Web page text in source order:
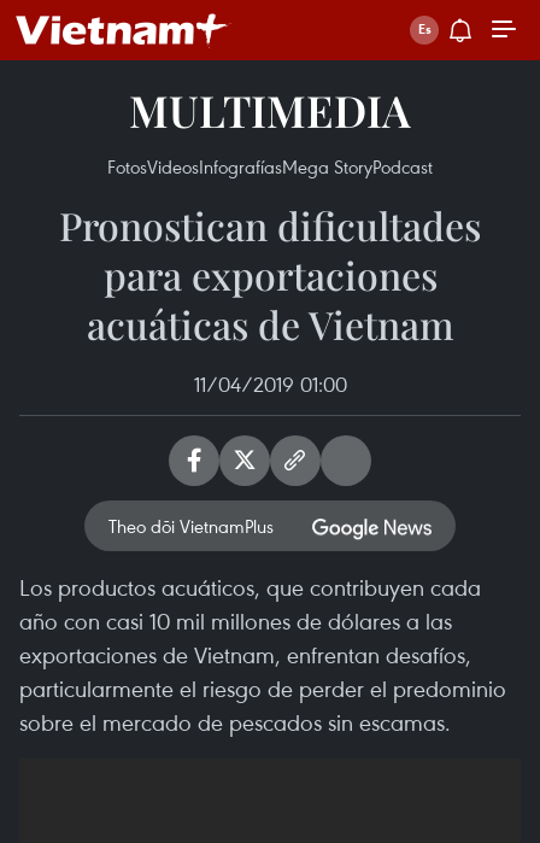
MULTIMEDIA
FotosVideosInfografíasMega StoryPodcast
Pronostican dificultades
para exportaciones
acuáticas de Vietnam
11/04/2019 01:00
Theo dõi VietnamPlus
Los productos acuáticos, que contribuyen cada
año con casi 10 mil millones de dólares a las
exportaciones de Vietnam, enfrentan desafíos,
particularmente el riesgo de perder el predominio
sobre el mercado de pescados sin escamas.